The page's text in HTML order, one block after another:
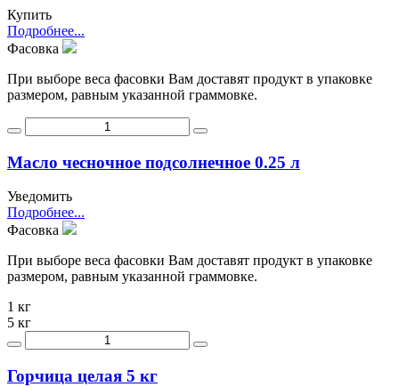
Купить
Подробнее...
Фасовка
При выборе веса фасовки Вам доставят продукт в упаковке
размером, равным указанной граммовке.
Масло чесночное подсолнечное 0.25 л
Уведомить
Подробнее...
Фасовка
При выборе веса фасовки Вам доставят продукт в упаковке
размером, равным указанной граммовке.
1 кг
5 кг
Горчица целая 5 кг